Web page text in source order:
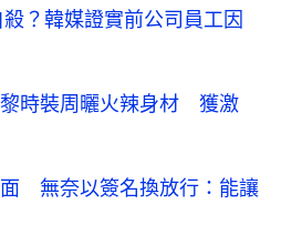
？韓媒證實前公司員工因
時裝周曬火辣身材 獲激
無奈以簽名換放行：能讓